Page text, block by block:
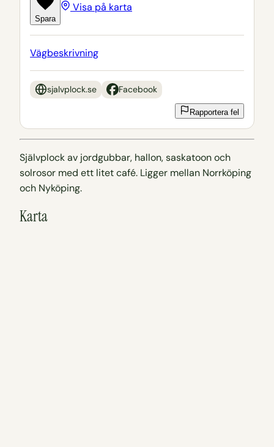
Spara
Visa på karta
Vägbeskrivning
sjalvplock.se Facebook
Rapportera fel
Självplock av jordgubbar, hallon, saskatoon och
solrosor med ett litet café. Ligger mellan Norrköping
och Nyköping.
Karta